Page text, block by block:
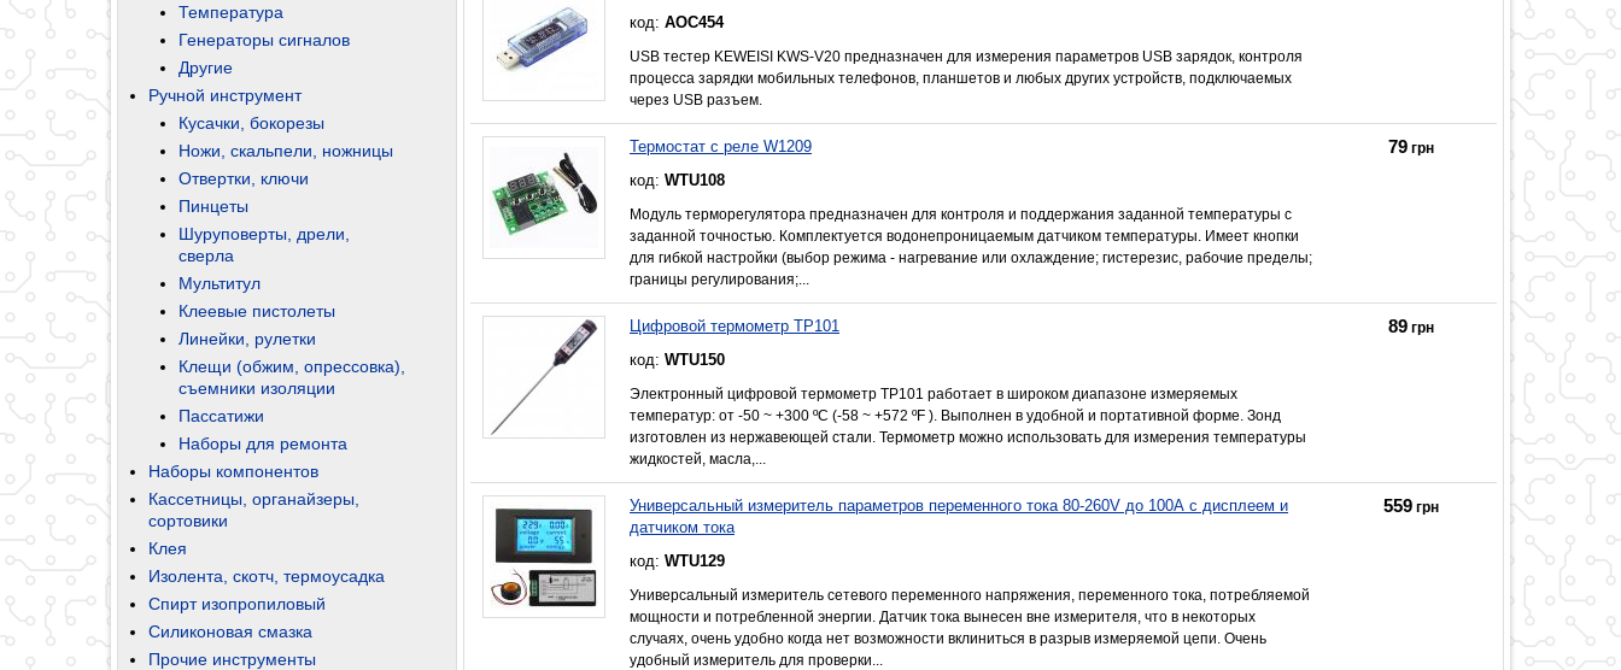
Температура
Генераторы сигналов
Другие
Ручной инструмент
Кусачки, бокорезы
Ножи, скальпели, ножницы
Отвертки, ключи
Пинцеты
Шуруповерты, дрели,
сверла
Мультитул
Клеевые пистолеты
Линейки, рулетки
Клещи (обжим, опрессовка),
съемники изоляции
Пассатижи
Наборы для ремонта
Наборы компонентов
Кассетницы, органайзеры,
сортовики
Клея
Изолента, скотч, термоусадка
Спирт изопропиловый
Силиконовая смазка
Прочие инструменты
код: AOC454
USB тестер KEWEISI KWS-V20 предназначен для измерения параметров USB зарядок, контроля
процесса зарядки мобильных телефонов, планшетов и любых других устройств, подключаемых
через USB разъем.
Термостат с реле W1209
код: WTU108
Модуль терморегулятора предназначен для контроля и поддержания заданной температуры с
заданной точностью. Комплектуется водонепроницаемым датчиком температуры. Имеет кнопки
для гибкой настройки (выбор режима - нагревание или охлаждение; гистерезис, рабочие пределы;
границы регулирования;...
79 грн
Цифровой термометр TP101
код: WTU150
Электронный цифровой термометр TP101 работает в широком диапазоне измеряемых
температур: от -50 ~ +300 ºС (-58 ~ +572 ºF ). Выполнен в удобной и портативной форме. Зонд
изготовлен из нержавеющей стали. Термометр можно использовать для измерения температуры
жидкостей, масла,...
89 грн
Универсальный измеритель параметров переменного тока 80-260V до 100А с дисплеем и
датчиком тока
код: WTU129
Универсальный измеритель сетевого переменного напряжения, переменного тока, потребляемой
мощности и потребленной энергии. Датчик тока вынесен вне измерителя, что в некоторых
случаях, очень удобно когда нет возможности вклиниться в разрыв измеряемой цепи. Очень
удобный измеритель для проверки...
559 грн